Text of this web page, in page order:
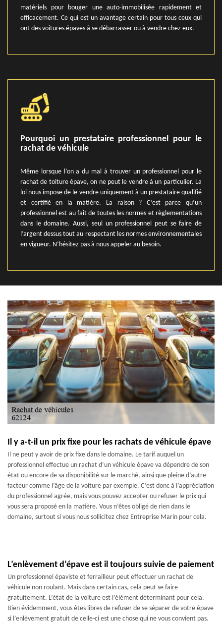
matériels pour bouger une auto-immobilisée rapidement et
efficacement. Ce qui est un avantage certain pour tous ceux qui
ont des voitures épaves à se débarrasser ou à vendre chez eux.
Pourquoi un prestataire professionnel pour le
rachat de véhicule
Même lorsque l’on a du mal à trouver un professionnel pour le
rachat de toiture épave, on ne peut le vendre à un particulier. La
loi nous impose de le vendre uniquement à un prestataire qualifié
et certifié en la matière. La raison ? C’est parce qu’un
professionnel est au fait de toutes les normes et règlementations
dans le domaine. Aussi, seul un professionnel peut se faire de
l’argent dessus tout au respectant les normes environnementales
en vigueur. N’hésitez pas à nous appeler au besoin.
Il y a-t-il un prix fixe pour les rachats de véhicule épave
Il ne peut y avoir de prix fixe dans le domaine. Le tarif auquel un
professionnel effectue un rachat d’un véhicule épave va dépendre de son
état ou encore de sa disponibilité sur le marché, ainsi que pleine d’autre
facteur comme l’âge de la voiture par exemple. C’est donc à l’appréciation
du professionnel agrée, mais vous pouvez accepter ou refuser le prix qui
vous sera proposé en la matière. Vous n’êtes obligé de rien dans le
domaine, surtout si vous nous sollicitez chez Entreprise Marin pour cela.
L’enlèvement d’épave est il toujours suivie de paiement
Un professionnel épaviste et ferrailleur peut effectuer un rachat de
véhicule non roulant. Mais dans certain cas, cela peut se faire
gratuitement. L’état de la voiture est l’élément déterminant pour cela.
Bien évidemment, vous êtes libres de refuser de se séparer de votre épave
si l’enlèvement gratuit de celle-ci est une chose qui ne vous convient pas.